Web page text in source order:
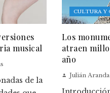
musical
de la
CULTURA Y
Los
atraen
año
Julián Aranda